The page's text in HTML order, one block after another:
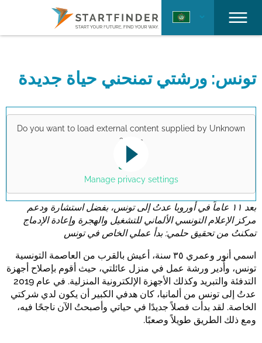
تونس: ورشتي تمنحني حياة جديدة
Do you want to load external content supplied by Unknown
Apps
?
Yes
Manage privacy settings
This link opens a YouTube video. Please
note the data protection regulations valid
for this site.
تأكيد
بعد ١١ عاماً في أوروبا عدتُ إلى تونس، بفضل استشارة ودعم
مركز الإعلام التونسي الألماني للتشغيل والهجرة وإعادة الإدماج
تمكنتُ من تحقيق حلمي: بدأ عملي الخاص في تونس
اسمي أنور وعمري ٣٥ سنة، أعيش بالقرب من العاصمة التونسية
تونس، وأُدير ورشة عمل في منزل عائلتي، حيث أقوم بإصلاح أجهزة
التدفئة والتبريد وكذلك الأجهزة الإلكترونية المنزلية. في عام 2019
عدتُ إلى تونس من ألمانيا، كان هدفي الكبير أن يكون لدي شركتي
الخاصة. لقد بدأت فصلاً جديدًا في حياتي وأصبحتُ الآن ناجحًا فيه،
ومع ذلك الطريق طويلاً وصعبًا.